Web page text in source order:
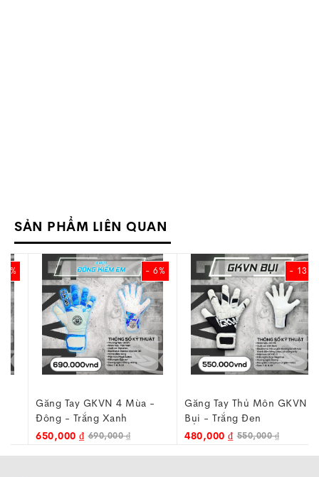
SẢN PHẨM LIÊN QUAN
- 6%
Găng Tay GKVN 4 Mùa -
Đông - Trắng Xanh
650,000 ₫ 690,000 ₫
- 13%
Găng Tay Thủ Môn GKVN
Bụi - Trắng Đen
480,000 ₫ 550,000 ₫